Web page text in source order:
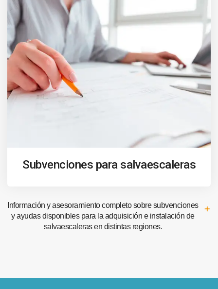
Subvenciones para salvaescaleras
Información y asesoramiento completo sobre subvenciones
y ayudas disponibles para la adquisición e instalación de
salvaescaleras en distintas regiones.